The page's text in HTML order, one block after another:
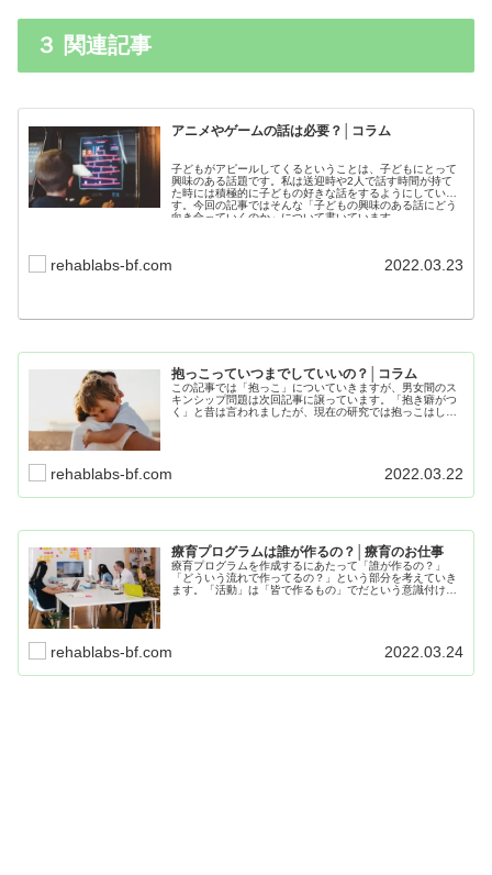
３ 関連記事
アニメやゲームの話は必要？│コラム
子どもがアピールしてくるということは、子どもにとって
興味のある話題です。私は送迎時や2人で話す時間が持て
た時には積極的に子どもの好きな話をするようにしていま
す。今回の記事ではそんな「子どもの興味のある話にどう
向き合っていくのか」について書いています。
rehablabs-bf.com 2022.03.23
抱っこっていつまでしていいの？│コラム
この記事では「抱っこ」についていきますが、男女間のス
キンシップ問題は次回記事に譲っています。「抱き癖がつ
く」と昔は言われましたが、現在の研究では抱っこはした
rehablabs-bf.com 2022.03.22
療育プログラムは誰が作るの？│療育のお仕事
療育プログラムを作成するにあたって「誰が作るの？」
「どういう流れで作ってるの？」という部分を考えていき
ます。「活動」は「皆で作るもの」でだという意識付けか
rehablabs-bf.com 2022.03.24